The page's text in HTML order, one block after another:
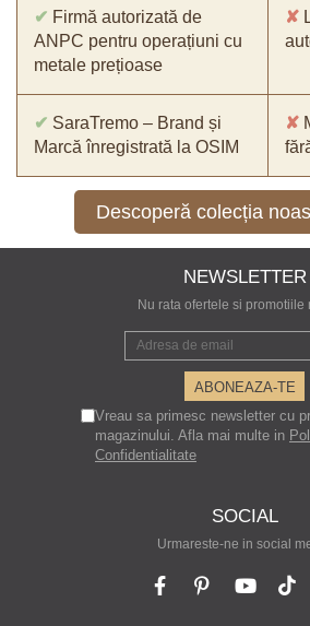
✔ Firmă autorizată de
ANPC pentru operațiuni cu
metale prețioase
✘
✔ SaraTremo – Brand și
Marcă înregistrată la OSIM
✘
Descoperă colecția
NEWSLETTER
Nu rata ofertele si promotiile
Vreau sa primesc newsletter cu
magazinului. Afla mai multe in
Confidentialitate
SOCIAL
Urmareste-ne in social